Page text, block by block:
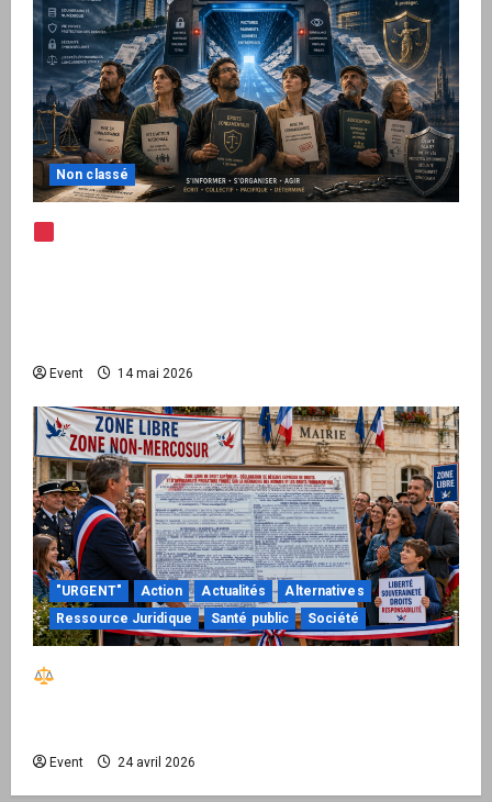
Non classé
Event 14 mai 2026
"URGENT" Action Actualités
Alternatives
Ressource Juridique
Santé public Société
Event 24 avril 2026